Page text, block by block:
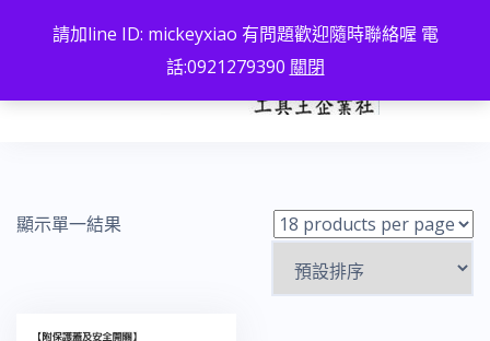
顯示單一結果
請加line ID: mickeyxiao 有問題歡迎隨時聯絡喔 電
話:0921279390 關閉